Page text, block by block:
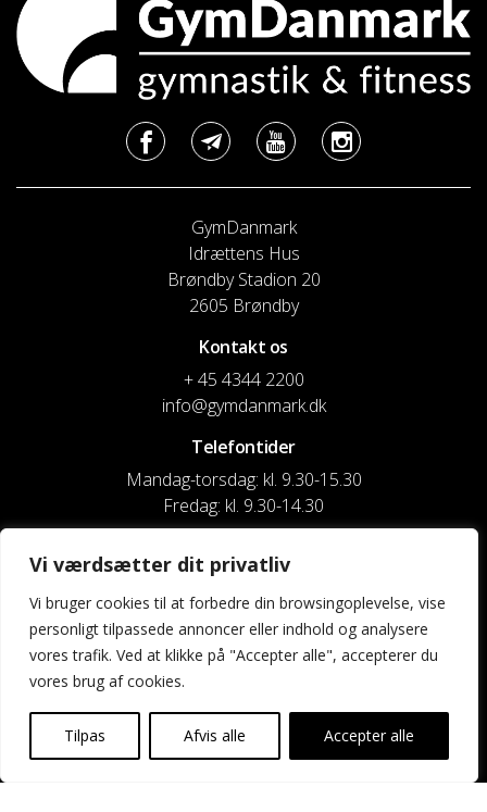
Vi værdsætter dit privatliv
Vi bruger cookies til at forbedre din browsingoplevelse, vise
personligt tilpassede annoncer eller indhold og analysere
vores trafik. Ved at klikke på "Accepter alle", accepterer du
vores brug af cookies.
Tilpas Afvis alle Accepter alle
GymDanmark
Idrættens Hus
Brøndby Stadion 20
2605 Brøndby
Kontakt os
+ 45 4344 2200
info@gymdanmark.dk
Telefontider
Mandag-torsdag: kl. 9.30-15.30
Fredag: kl. 9.30-14.30
CVR nr. 20916818
Reg. & Kontonr.: 4180 3119119022
Privatlivspolitik og cookies
Kontakt os
Kalender